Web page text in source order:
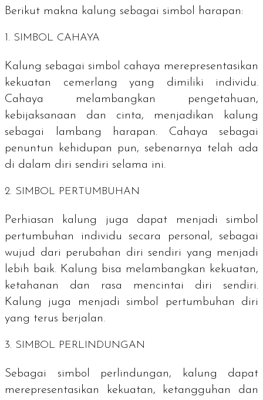
Berikut makna kalung sebagai simbol harapan:
1. SIMBOL CAHAYA
Kalung sebagai simbol cahaya merepresentasikan
kekuatan cemerlang yang dimiliki individu.
Cahaya melambangkan pengetahuan,
kebijaksanaan dan cinta, menjadikan kalung
sebagai lambang harapan. Cahaya sebagai
penuntun kehidupan pun, sebenarnya telah ada
di dalam diri sendiri selama ini.
2. SIMBOL PERTUMBUHAN
Perhiasan kalung juga dapat menjadi simbol
pertumbuhan individu secara personal, sebagai
wujud dari perubahan diri sendiri yang menjadi
lebih baik. Kalung bisa melambangkan kekuatan,
ketahanan dan rasa mencintai diri sendiri.
Kalung juga menjadi simbol pertumbuhan diri
yang terus berjalan.
3. SIMBOL PERLINDUNGAN
Sebagai simbol perlindungan, kalung dapat
merepresentasikan kekuatan, ketangguhan dan